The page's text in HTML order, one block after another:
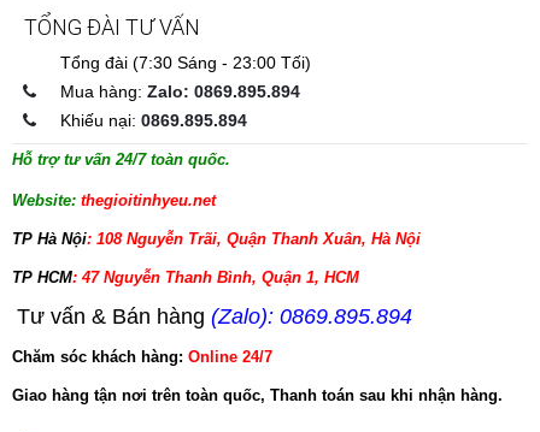
TỔNG ĐÀI TƯ VẤN
Tổng đài (7:30 Sáng - 23:00 Tối)
Mua hàng: Zalo: 0869.895.894
Khiếu nại: 0869.895.894
Hỗ trợ tư vấn 24/7 toàn quốc.
Website: thegioitinhyeu.net
TP Hà Nội: 108 Nguyễn Trãi, Quận Thanh Xuân, Hà Nội
TP HCM: 47 Nguyễn Thanh Bình, Quận 1, HCM
Tư vấn & Bán hàng (Zalo): 0869.895.894
Chăm sóc khách hàng: Online 24/7
Giao hàng tận nơi trên toàn quốc, Thanh toán sau khi nhận hàng.